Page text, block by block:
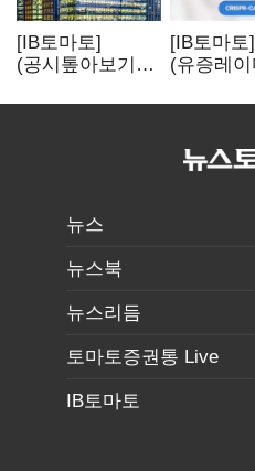
[IB토마토]
(공시톺아보기)
바로 매출로
[IB토마토]
(유증레
3분의 1
비용부터
뉴스
뉴스북
뉴스리듬
토마토증권통 Live
IB토마토